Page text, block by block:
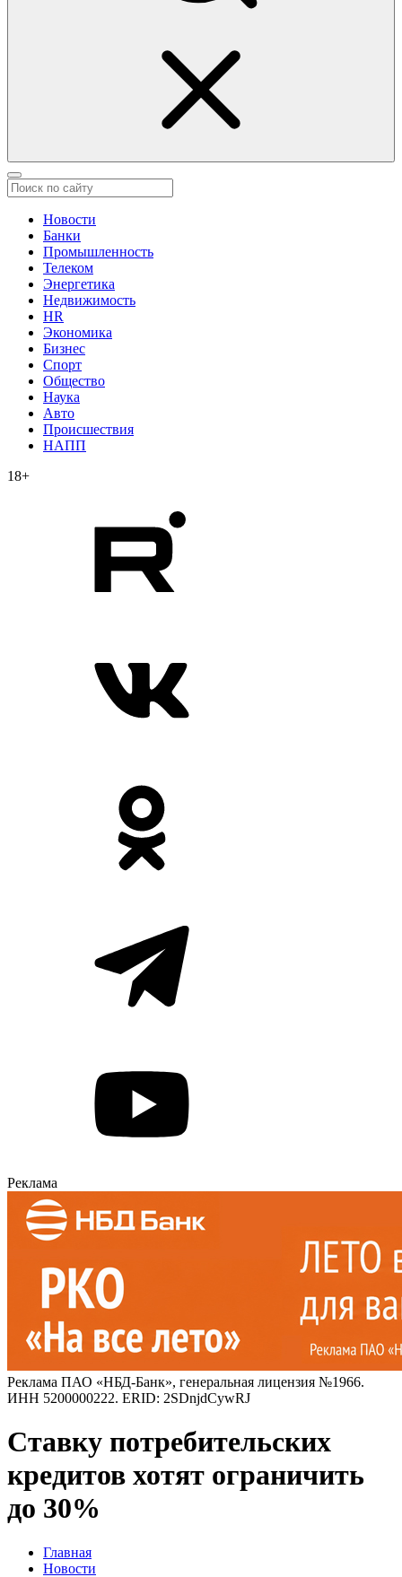
Новости
Банки
Промышленность
Телеком
Энергетика
Недвижимость
HR
Экономика
Бизнес
Спорт
Общество
Наука
Авто
Происшествия
НАПП
18+
Реклама
Реклама ПАО «НБД-Банк», генеральная лицензия №1966.
ИНН 5200000222. ERID: 2SDnjdCywRJ
Ставку потребительских
кредитов хотят ограничить
до 30%
Главная
Новости